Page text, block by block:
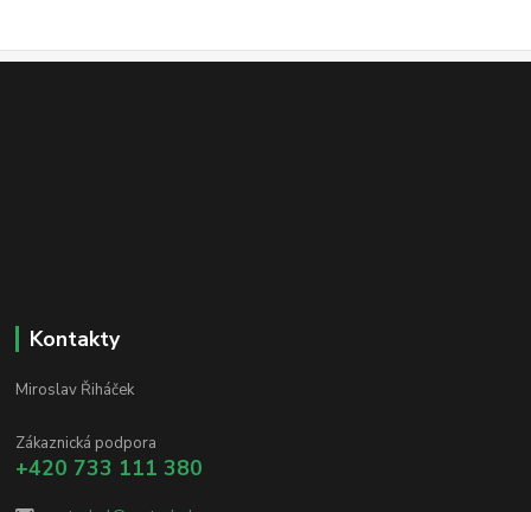
Kontakty
Miroslav Řiháček
Zákaznická podpora
+420 733 111 380